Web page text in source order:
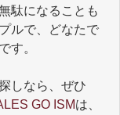
駄になることも
ルで、どなたで
す。
しなら、ぜひ
GO ISMは、